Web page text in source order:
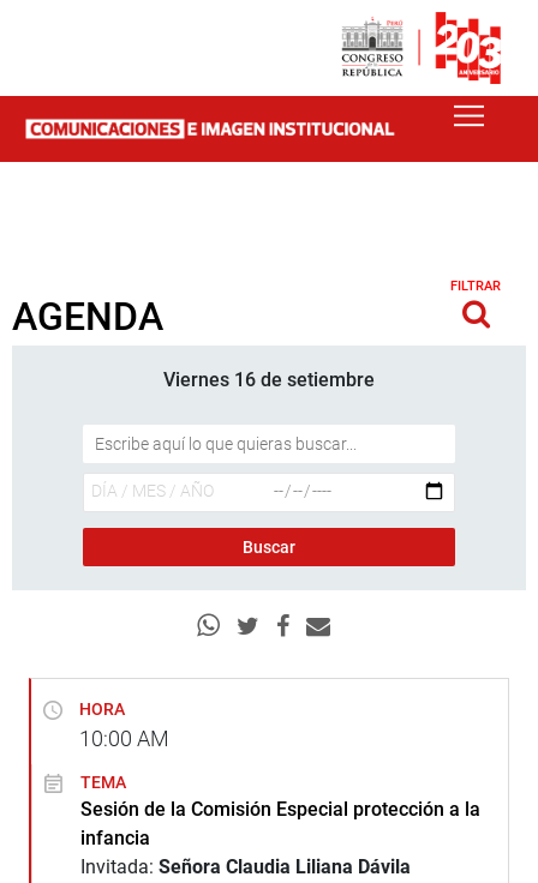
AGENDA
FILTRAR
Viernes 16 de setiembre
HORA
10:00 AM
TEMA
Sesión de la Comisión Especial protección a la
infancia
Invitada: Señora Claudia Liliana Dávila